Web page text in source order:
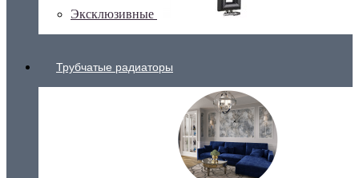
Эксклюзивные
Трубчатые радиаторы